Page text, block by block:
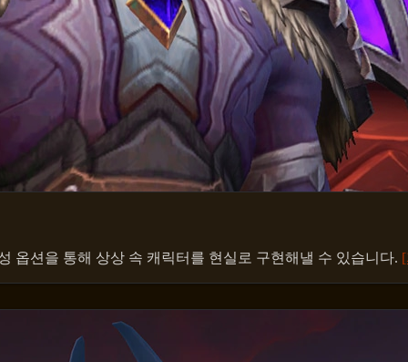
옵션을 통해 상상 속 캐릭터를 현실로 구현해낼 수 있습니다.